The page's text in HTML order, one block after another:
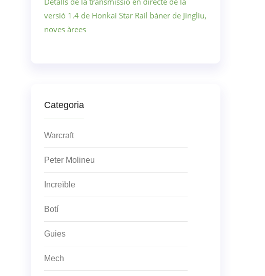
versió 1.4 de Honkai Star Rail bàner de Jingliu,
noves àrees
Categoria
Warcraft
Peter Molineu
Increïble
Botí
Guies
Mech